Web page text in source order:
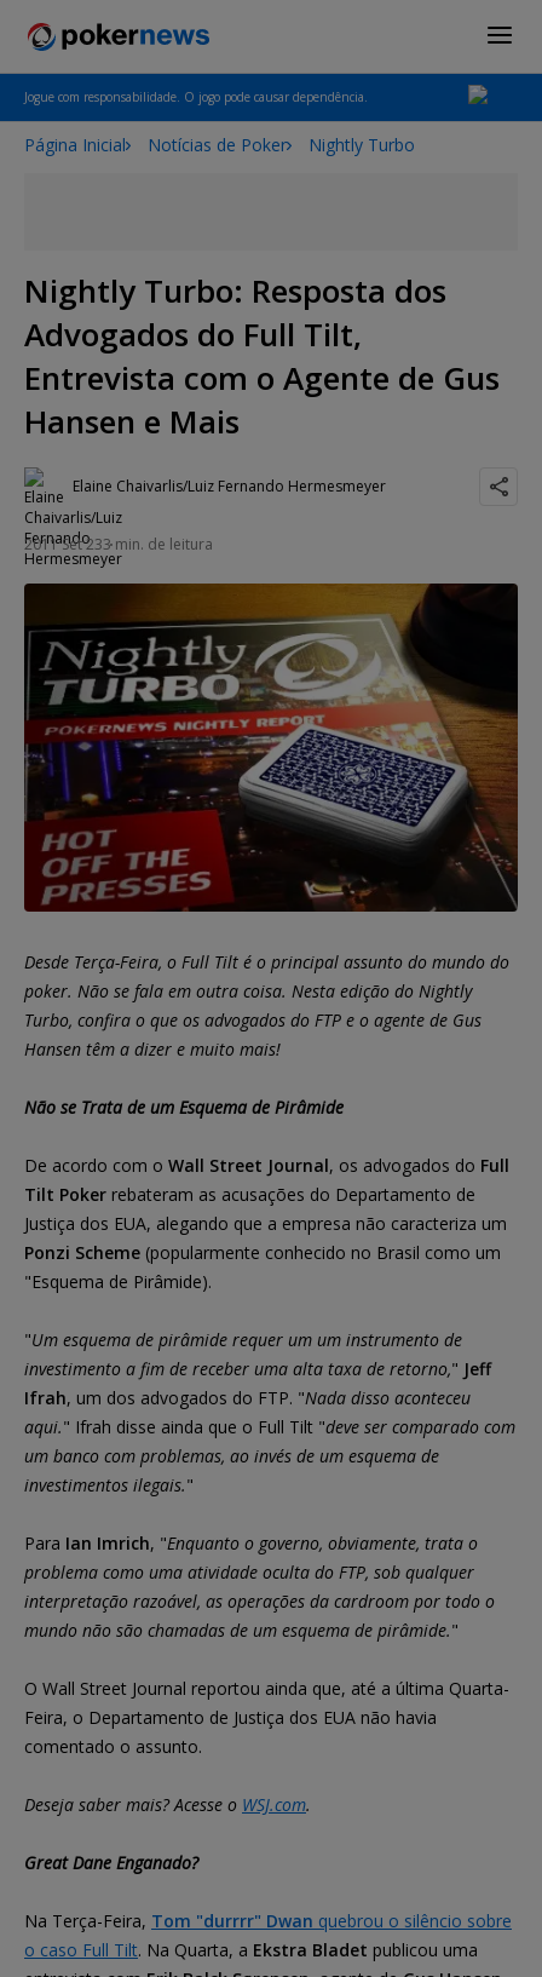
Jogue com responsabilidade. O jogo pode causar dependência.
Página Inicial Notícias de Poker Nightly Turbo
Nightly Turbo: Resposta dos
Advogados do Full Tilt,
Entrevista com o Agente de Gus
Hansen e Mais
Elaine Chaivarlis/Luiz Fernando Hermesmeyer
2011 Set 233 min. de leitura
Desde Terça-Feira, o Full Tilt é o principal assunto do mundo do
poker. Não se fala em outra coisa. Nesta edição do Nightly
Turbo, confira o que os advogados do FTP e o agente de Gus
Hansen têm a dizer e muito mais!
Não se Trata de um Esquema de Pirâmide
De acordo com o Wall Street Journal, os advogados do Full
Tilt Poker rebateram as acusações do Departamento de
Justiça dos EUA, alegando que a empresa não caracteriza um
Ponzi Scheme (popularmente conhecido no Brasil como um
"Esquema de Pirâmide).
"Um esquema de pirâmide requer um um instrumento de
investimento a fim de receber uma alta taxa de retorno," Jeff
Ifrah, um dos advogados do FTP. "Nada disso aconteceu
aqui." Ifrah disse ainda que o Full Tilt "deve ser comparado com
um banco com problemas, ao invés de um esquema de
investimentos ilegais."
Para Ian Imrich, "Enquanto o governo, obviamente, trata o
problema como uma atividade oculta do FTP, sob qualquer
interpretação razoável, as operações da cardroom por todo o
mundo não são chamadas de um esquema de pirâmide."
O Wall Street Journal reportou ainda que, até a última Quarta-
Feira, o Departamento de Justiça dos EUA não havia
comentado o assunto.
Deseja saber mais? Acesse o WSJ.com.
Great Dane Enganado?
Na Terça-Feira, Tom "durrrr" Dwan quebrou o silêncio sobre
o caso Full Tilt. Na Quarta, a Ekstra Bladet publicou uma